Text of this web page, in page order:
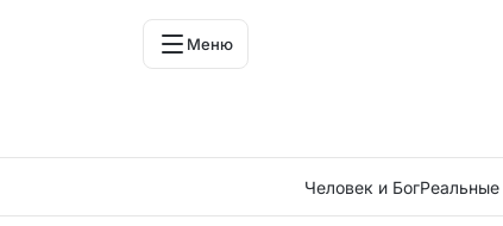
Меню
Человек и БогРеальные